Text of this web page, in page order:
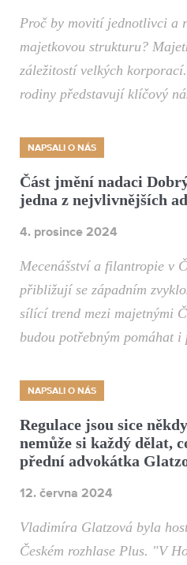
Proč by movití jednotlivci a
majetkovou strukturu?
záležitostí velkých
rodiny představují klíčový
NAPSALI O NÁS
Část jmění nadaci
jedna z nejvlivnějších
4. prosince 2024
Mecenášství a filantropie v
přibližují se západním
sílící trend mezi majetnými
budou potřebným pomáhat
NAPSALI O NÁS
Regulace jsou sice
nemůže si každý dělat,
přední advokátka
12. června 2024
Vladimíra Glatzová byla
Českém rozhlase Plus. "V